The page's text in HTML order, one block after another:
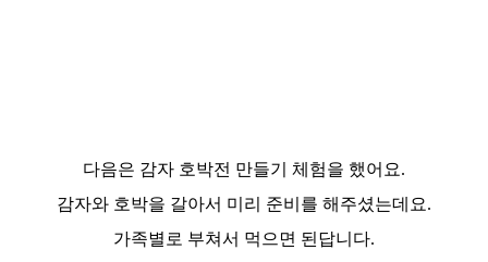
다음은 감자 호박전 만들기 체험을 했어요.
감자와 호박을 갈아서 미리 준비를 해주셨는데요.
가족별로 부쳐서 먹으면 된답니다.